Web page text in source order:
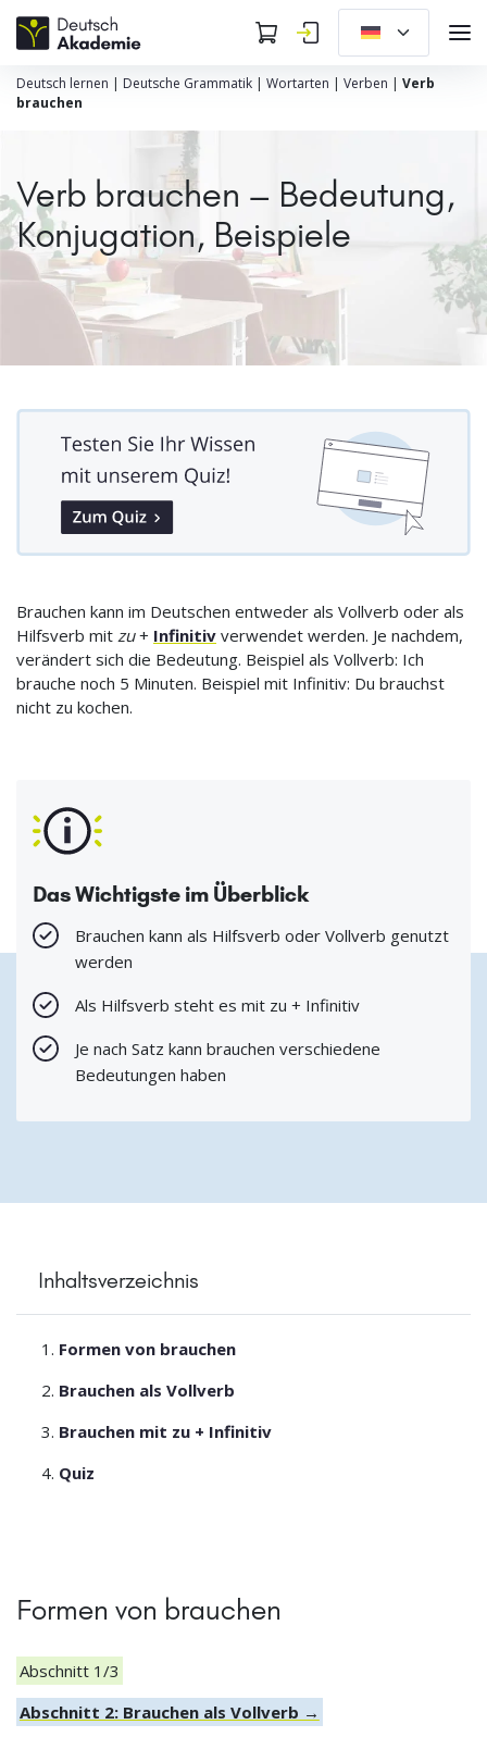
Deutsch lernen | Deutsche Grammatik | Wortarten | Verben | Verb
brauchen
Verb brauchen – Bedeutung,
Konjugation, Beispiele
Brauchen kann im Deutschen entweder als Vollverb oder als
Hilfsverb mit zu+ Infinitiv verwendet werden. Je nachdem,
verändert sich die Bedeutung. Beispiel als Vollverb: Ich
brauche noch 5 Minuten. Beispiel mit Infinitiv: Du brauchst
nicht zu kochen.
Das Wichtigste im Überblick
Brauchen kann als Hilfsverb oder Vollverb genutzt
werden
Als Hilfsverb steht es mit zu + Infinitiv
Je nach Satz kann brauchen verschiedene
Bedeutungen haben
Inhaltsverzeichnis
Formen von brauchen
Brauchen als Vollverb
Brauchen mit zu + Infinitiv
Quiz
Formen von brauchen
Abschnitt 1/3
Abschnitt 2: Brauchen als Vollverb →